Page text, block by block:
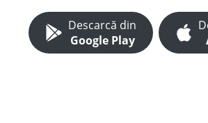
Descarcă din
Google Play